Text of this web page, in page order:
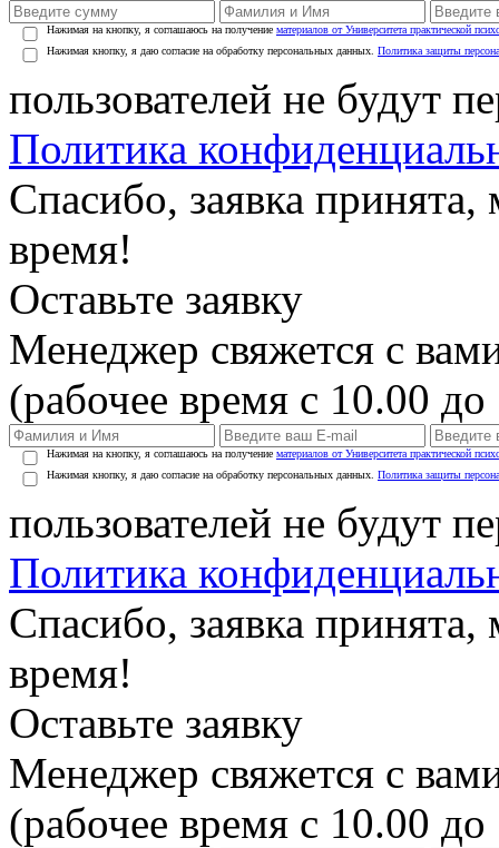
Нажимая на кнопку, я соглашаюсь на получение материалов от Университета практической
Нажимая кнопку, я даю согласие на обработку персональных данных. Политика защиты
пользователей не будут
Политика
Спасибо, заявка
время!
Оставьте заявку
Менеджер свяжется с
(рабочее время с 10.00
Нажимая на кнопку, я соглашаюсь на получение материалов от Университета практической
Нажимая кнопку, я даю согласие на обработку персональных данных. Политика защиты
пользователей не будут
Политика
Спасибо, заявка
время!
Оставьте заявку
Менеджер свяжется с
(рабочее время с 10.00